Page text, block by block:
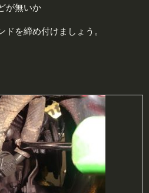
が無いか
を締め付けましょう。